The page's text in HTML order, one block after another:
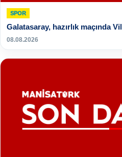
SPOR
Galatasaray, hazırlık maçında
08.08.2026